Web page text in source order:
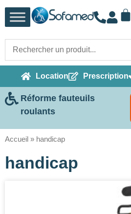
Location Prescription
Réforme fauteuils
roulants
Accueil » handicap
handicap